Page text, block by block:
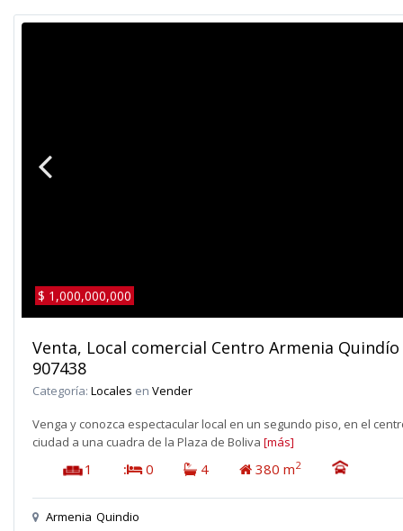
$ 1,000,000,000
Venta, Local comercial Centro Armenia Quindío
907438
Categoría: Locales en Vender
Venga y conozca espectacular local en un segundo piso, en el
ciudad a una cuadra de la Plaza de Boliva [más]
1 : 0 4 380 m2
Armenia Quindio